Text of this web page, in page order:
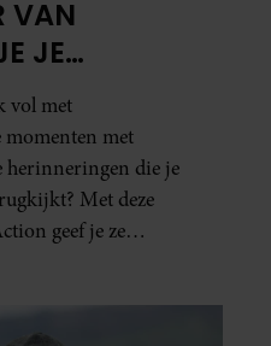
VAN
JE
BINNEN
HANDEN
vol met
momenten met
die je
Met deze
geef je ze